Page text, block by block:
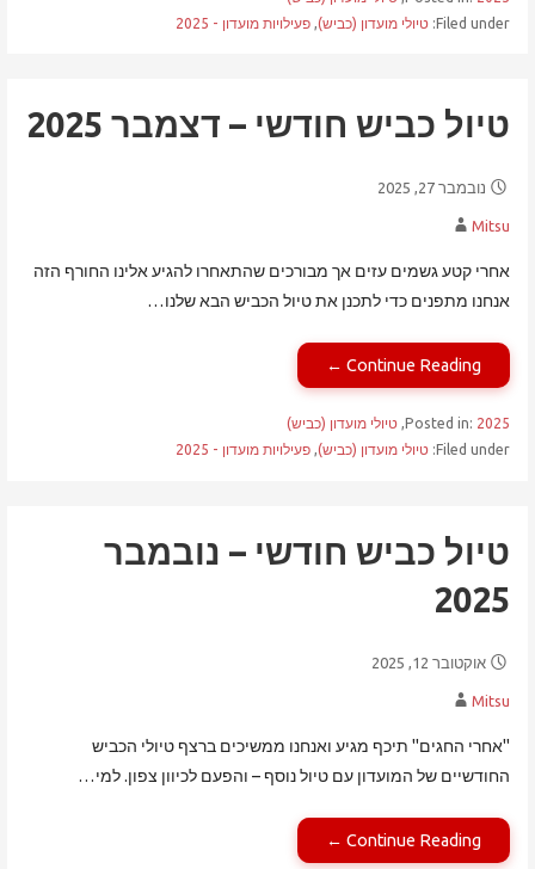
Filed under: טיולי מועדון (כביש), פעילויות מועדון - 2025
טיול כביש חודשי – דצמבר 2025
נובמבר 27, 2025
Mitsu
אחרי קטע גשמים עזים אך מבורכים שהתאחרו להגיע אלינו החורף הזה
אנחנו מתפנים כדי לתכנן את טיול הכביש הבא שלנו…
Continue Reading ←
Posted in: 2025
, טיולי מועדון (כביש)
Filed under:
טיולי מועדון (כביש), פעילויות מועדון - 2025
טיול כביש חודשי – נובמבר
2025
אוקטובר 12, 2025
Mitsu
"אחרי החגים" תיכף מגיע ואנחנו ממשיכים ברצף טיולי הכביש
החודשיים של המועדון עם טיול נוסף – והפעם לכיוון צפון. למי…
Continue Reading ←